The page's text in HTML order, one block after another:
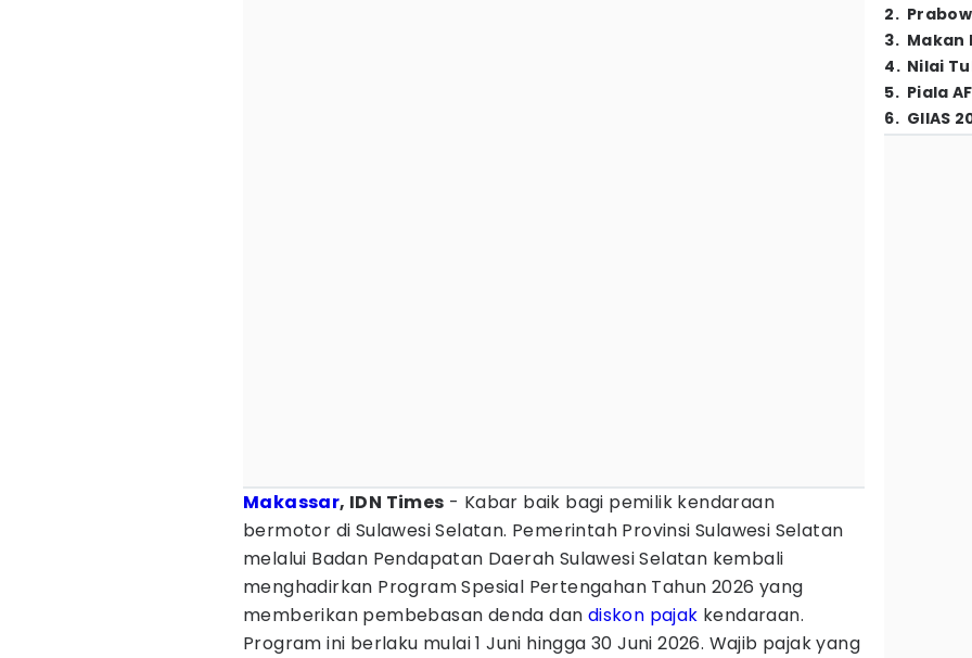
Makassar, IDN Times - Kabar baik bagi pemilik kendaraan
bermotor di Sulawesi Selatan. Pemerintah Provinsi Sulawesi Selatan
melalui Badan Pendapatan Daerah Sulawesi Selatan kembali
menghadirkan Program Spesial Pertengahan Tahun 2026 yang
memberikan pembebasan denda dan diskon pajak kendaraan.
Program ini berlaku mulai 1 Juni hingga 30 Juni 2026. Wajib pajak yang
2.
3. Makan
4. Nilai
5. Piala
6. GIIAS